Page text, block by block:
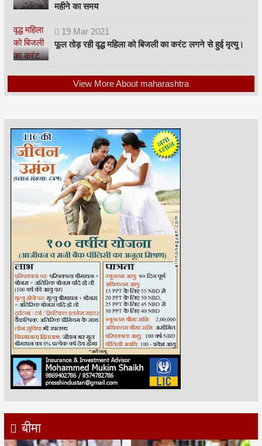
महीने का समय
19 Mar 2021
फूल तोड़ रही वृद्ध महिला को बिजली का करंट लगने से हुई मृत्यु।
View More About maharashtra
बीमा